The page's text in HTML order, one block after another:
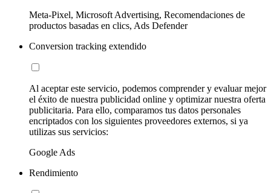
Meta-Pixel, Microsoft Advertising, Recomendaciones de
productos basadas en clics, Ads Defender
Conversion tracking extendido
Al aceptar este servicio, podemos comprender y evaluar mejor
el éxito de nuestra publicidad online y optimizar nuestra oferta
publicitaria. Para ello, comparamos tus datos personales
encriptados con los siguientes proveedores externos, si ya
utilizas sus servicios:
Google Ads
Rendimiento